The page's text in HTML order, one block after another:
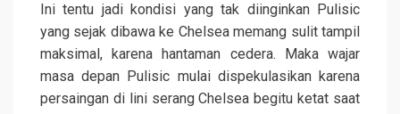
Ini tentu jadi kondisi yang tak diinginkan Pulisic
yang sejak dibawa ke Chelsea memang sulit tampil
maksimal, karena hantaman cedera. Maka wajar
masa depan Pulisic mulai dispekulasikan karena
persaingan di lini serang Chelsea begitu ketat saat